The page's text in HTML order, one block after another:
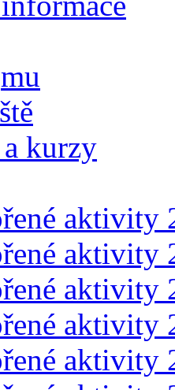
kurzy
aktivity
aktivity
aktivity
aktivity
aktivity